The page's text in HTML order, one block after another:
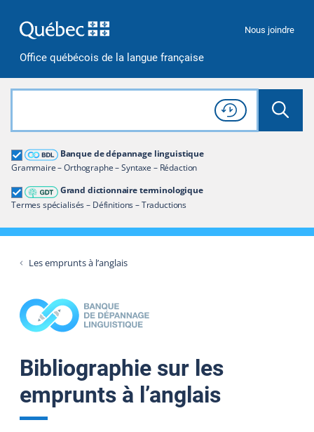
Office québécois de la langue française
Nous joindre
Rechercher dans tout le site
Lancer
Consulter l'
Historique
de recherche
Banque de dépannage linguistique
Grammaire – Orthographe – Syntaxe – Rédaction
Grand dictionnaire terminologique
Termes spécialisés – Définitions – Traductions
Grand dictionnaire terminologique
Restreindre aux termes
Les emprunts à l’anglais
Bibliographie sur les
emprunts à l’anglais